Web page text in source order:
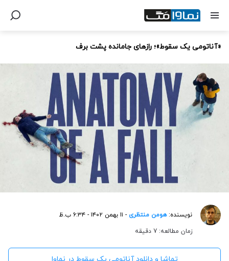
«آناتومی یک سقوط»؛ رازهای جامانده پشت برف
نویسنده: هومن منتظری - ۱۱ بهمن ۱۴۰۲ - ۶:۳۴ ب.ظ
زمان مطالعه: 7 دقیقه